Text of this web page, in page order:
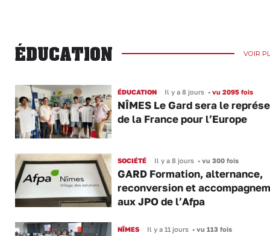
ÉDUCATION VOIR
ÉDUCATION Il y a 8 jours •vu 2095 fois
NÎMES Le Gard sera le
de la France pour l’Europe
SOCIÉTÉ Il y a 8 jours •vu 300 fois
GARD Formation, alternance,
reconversion et
aux JPO de l’Afpa
NÎMES Il y a 11 jours •vu 113 fois